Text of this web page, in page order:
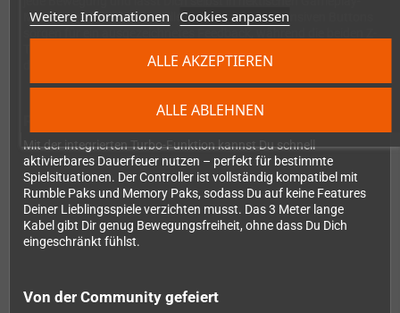
Weitere Informationen Cookies anpassen
ALLE ABLEHNEN
ALLE AKZEPTIEREN
Momenten die volle Kontrolle behalten. Die responsiven Buttons
deutliche Verbesserung gegenüber dem Original.
Praktische Features für echte Gamer
Mit der integrierten Turbo-Funktion kannst Du schnell
aktivierbares Dauerfeuer nutzen – perfekt für bestimmte
Spielsituationen. Der Controller ist vollständig kompatibel mit
Rumble Paks und Memory Paks, sodass Du auf keine Features
Deiner Lieblingsspiele verzichten musst. Das 3 Meter lange
Kabel gibt Dir genug Bewegungsfreiheit, ohne dass Du Dich
eingeschränkt fühlst.
Von der Community gefeiert